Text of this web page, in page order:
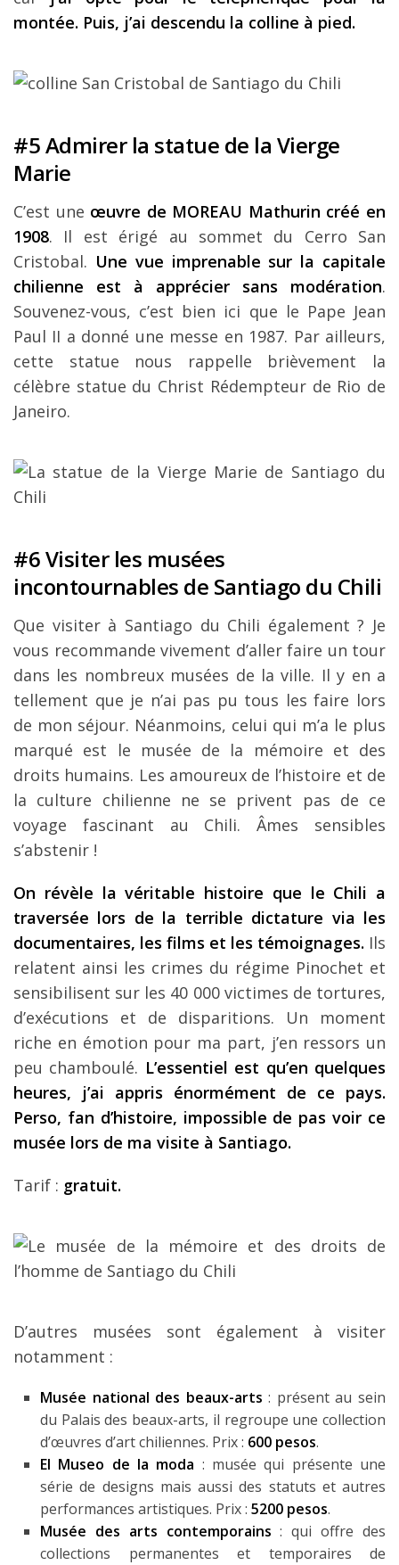
montée. Puis, j’ai descendu la colline à pied.
#5 Admirer la statue de la Vierge
Marie
C’est une œuvre de MOREAU Mathurin créé en
1908. Il est érigé au sommet du Cerro San
Cristobal. Une vue imprenable sur la capitale
chilienne est à apprécier sans modération.
Souvenez-vous, c’est bien ici que le Pape Jean
Paul II a donné une messe en 1987. Par ailleurs,
cette statue nous rappelle brièvement la
célèbre statue du Christ Rédempteur de Rio de
Janeiro.
#6 Visiter les musées
incontournables de Santiago du Chili
Que visiter à Santiago du Chili également ? Je
vous recommande vivement d’aller faire un tour
dans les nombreux musées de la ville. Il y en a
tellement que je n’ai pas pu tous les faire lors
de mon séjour. Néanmoins, celui qui m’a le plus
marqué est le musée de la mémoire et des
droits humains. Les amoureux de l’histoire et de
la culture chilienne ne se privent pas de ce
voyage fascinant au Chili. Âmes sensibles
s’abstenir !
On révèle la véritable histoire que le Chili a
traversée lors de la terrible dictature via les
documentaires, les films et les témoignages. Ils
relatent ainsi les crimes du régime Pinochet et
sensibilisent sur les 40 000 victimes de tortures,
d’exécutions et de disparitions. Un moment
riche en émotion pour ma part, j’en ressors un
peu chamboulé. L’essentiel est qu’en quelques
heures, j’ai appris énormément de ce pays.
Perso, fan d’histoire, impossible de pas voir ce
musée lors de ma visite à Santiago.
Tarif : gratuit.
D’autres musées sont également à visiter
notamment :
Musée national des beaux-arts : présent au sein
du Palais des beaux-arts, il regroupe une collection
d’œuvres d’art chiliennes. Prix : 600 pesos.
El Museo de la moda : musée qui présente une
série de designs mais aussi des statuts et autres
performances artistiques. Prix : 5200 pesos.
Musée des arts contemporains : qui offre des
collections permanentes et temporaires de